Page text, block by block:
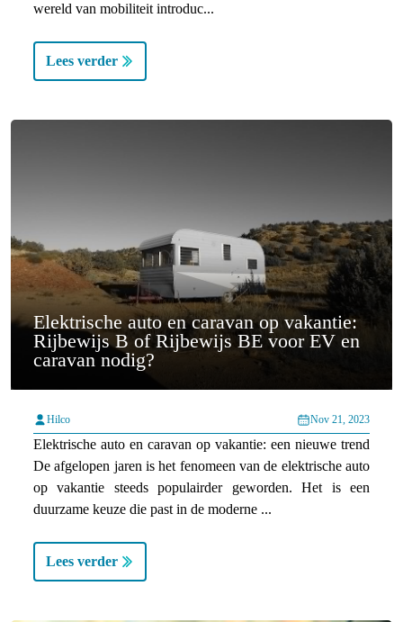
wereld van mobiliteit introduc...
Lees verder
Elektrische auto en caravan op vakantie:
Rijbewijs B of Rijbewijs BE voor EV en
caravan nodig?
Hilco Nov 21, 2023
Elektrische auto en caravan op vakantie: een nieuwe trend
De afgelopen jaren is het fenomeen van de elektrische auto
op vakantie steeds populairder geworden. Het is een
duurzame keuze die past in de moderne ...
Lees verder